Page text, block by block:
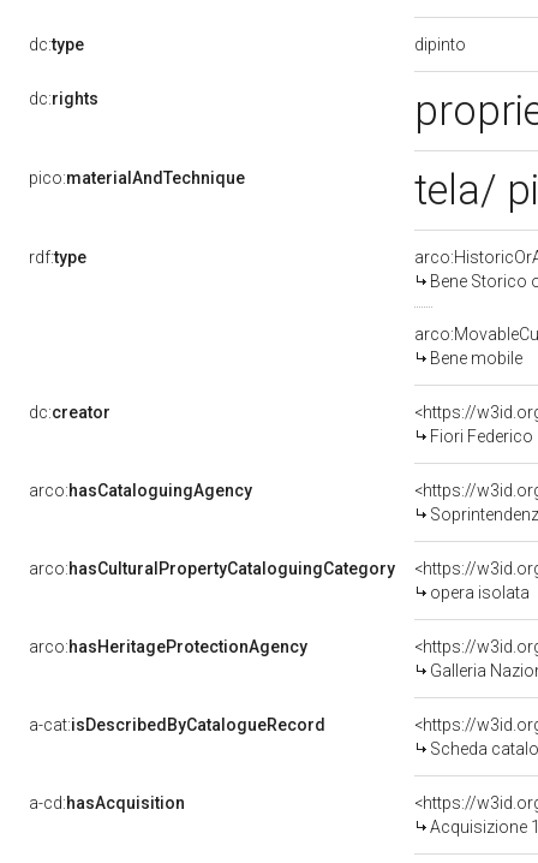
dc:type dipinto
dc:rights
pico:materialAndTechnique tela/
rdf:type
Bene Storico
Bene mobile
dc:creator
<https://
Fiori
arco:hasCataloguingAgency
<https://
arco:hasCulturalPropertyCataloguingCategory
<https://
opera isolata
arco:hasHeritageProtectionAgency
<https://
Galleria
a-cat:isDescribedByCatalogueRecord
<https://
Scheda
a-cd:hasAcquisition
<https://
Acquisizione